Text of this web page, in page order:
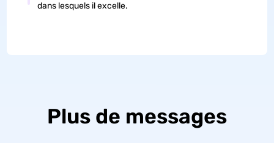
dans lesquels il excelle.
Plus de messages